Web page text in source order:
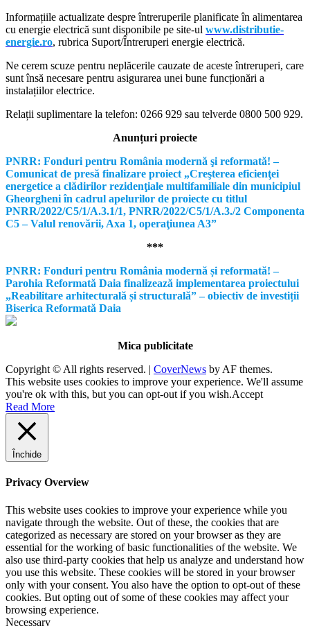
Informațiile actualizate despre întreruperile planificate în alimentarea
cu energie electrică sunt disponibile pe site-ul www.distributie-
energie.ro, rubrica Suport/Întreruperi energie electrică.
Ne cerem scuze pentru neplăcerile cauzate de aceste întreruperi, care
sunt însă necesare pentru asigurarea unei bune funcționări a
instalațiilor electrice.
Relații suplimentare la telefon: 0266 929 sau telverde 0800 500 929.
Anunțuri proiecte
PNRR: Fonduri pentru România modernă şi reformată! –
Comunicat de presă finalizare proiect „Creşterea eficienţei
energetice a clădirilor rezidenţiale multifamiliale din municipiul
Gheorgheni în cadrul apelurilor de proiecte cu titlul
PNRR/2022/C5/1/A.3.1/1, PNRR/2022/C5/1/A.3./2 Componenta
C5 – Valul renovării, Axa 1, operaţiunea A3”
***
PNRR: Fonduri pentru România modernă și reformată! –
Parohia Reformată Daia finalizează implementarea proiectului
„Reabilitare arhitecturală și structurală” – obiectiv de investiții
Biserica Reformată Daia
Mica publicitate
Copyright © All rights reserved. | CoverNews by AF themes.
This website uses cookies to improve your experience. We'll assume
you're ok with this, but you can opt-out if you wish.Accept
Read More
Închide
Privacy Overview
This website uses cookies to improve your experience while you
navigate through the website. Out of these, the cookies that are
categorized as necessary are stored on your browser as they are
essential for the working of basic functionalities of the website. We
also use third-party cookies that help us analyze and understand how
you use this website. These cookies will be stored in your browser
only with your consent. You also have the option to opt-out of these
cookies. But opting out of some of these cookies may affect your
browsing experience.
Necessary